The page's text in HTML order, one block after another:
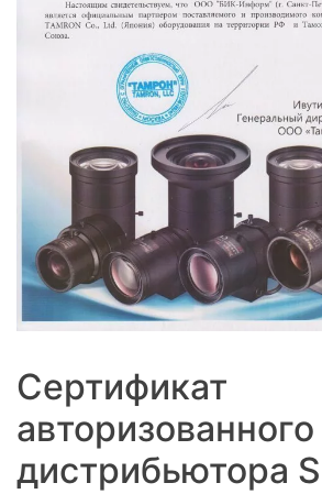
Сертификат
авторизованного
дистрибьютора